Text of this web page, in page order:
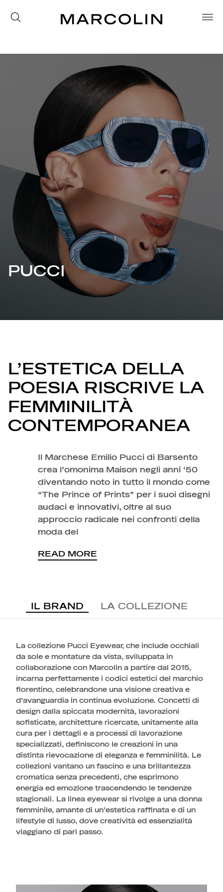
PUCCI
L’ESTETICA DELLA
POESIA RISCRIVE LA
FEMMINILITÀ
CONTEMPORANEA
Il Marchese Emilio Pucci di Barsento
crea l’omonima Maison negli anni ‘50
diventando noto in tutto il mondo come
“The Prince of Prints” per i suoi disegni
audaci e innovativi, oltre al suo
approccio radicale nei confronti della
moda del
READ MORE
IL BRAND LA COLLEZIONE
La collezione Pucci Eyewear, che include occhiali
da sole e montature da vista, sviluppata in
collaborazione con Marcolin a partire dal 2015,
incarna perfettamente i codici estetici del marchio
fiorentino, celebrandone una visione creativa e
d’avanguardia in continua evoluzione. Concetti di
design dalla spiccata modernità, lavorazioni
sofisticate, architetture ricercate, unitamente alla
cura per i dettagli e a processi di lavorazione
specializzati, definiscono le creazioni in una
distinta rievocazione di eleganza e femminilità. Le
collezioni vantano un fascino e una brillantezza
cromatica senza precedenti, che esprimono
energia ed emozione trascendendo le tendenze
stagionali. La linea eyewear si rivolge a una donna
femminile, amante di un’estetica raffinata e di un
lifestyle di lusso, dove creatività ed essenzialità
viaggiano di pari passo.